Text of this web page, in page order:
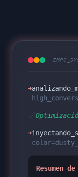
➜
➜
Resumen